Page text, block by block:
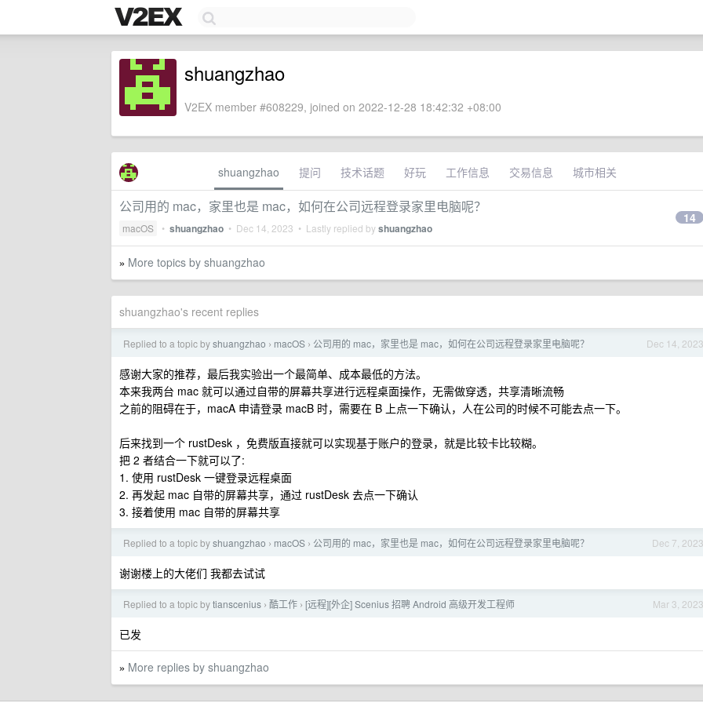
shuangzhao
V2EX member #608229, joined on 2022-12-28 18:42:32 +08:00
shuangzhao 提问 技术话题 好玩 工作信息 交易信息 城市相关
公司用的 mac，家里也是 mac，如何在公司远程登录家里电脑呢？
macOS • shuangzhao • Dec 14, 2023 • Lastly replied byshuangzhao
14
» More topics by shuangzhao
shuangzhao's recent replies
Dec 14, 2023
Replied to a topic byshuangzhao › macOS › 公司用的 mac，家里也是 mac，如何在公司远程登录家里电脑呢？
感谢大家的推荐，最后我实验出一个最简单、成本最低的方法。
本来我两台 mac 就可以通过自带的屏幕共享进行远程桌面操作，无需做穿透，共享清晰流畅
之前的阻碍在于，macA 申请登录 macB 时，需要在 B 上点一下确认，人在公司的时候不可能去点一下。
后来找到一个 rustDesk ，免费版直接就可以实现基于账户的登录，就是比较卡比较糊。
把 2 者结合一下就可以了:
1. 使用 rustDesk 一键登录远程桌面
2. 再发起 mac 自带的屏幕共享，通过 rustDesk 去点一下确认
3. 接着使用 mac 自带的屏幕共享
Dec 7, 2023
Replied to a topic byshuangzhao › macOS › 公司用的 mac，家里也是 mac，如何在公司远程登录家里电脑呢？
谢谢楼上的大佬们 我都去试试
Mar 3, 2023
Replied to a topic bytianscenius › 酷工作 › [远程][外企] Scenius 招聘 Android 高级开发工程师
已发
» More replies by shuangzhao